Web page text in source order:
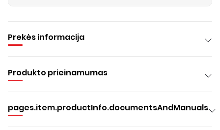
Prekės informacija
Produkto prieinamumas
pages.item.productInfo.documentsAndManuals